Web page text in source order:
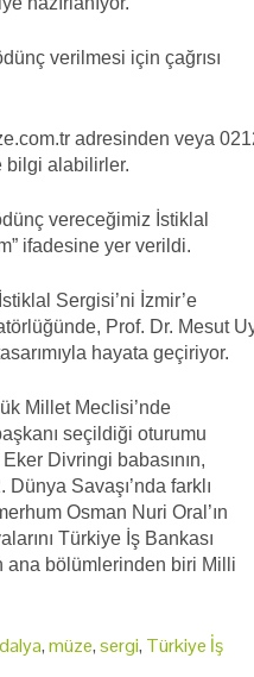
verilmesi için çağrısı
adresinden veya
bilgi alabilirler.
vereceğimiz İstiklal
ifadesine yer verildi.
Sergisi’ni İzmir’e
Prof. Dr. Mesut
hayata geçiriyor.
Millet Meclisi’nde
seçildiği oturumu
Divringi babasının,
Savaşı’nda farklı
Osman Nuri Oral’ın
Türkiye İş Bankası
ana bölümlerinden biri Milli
,müze,sergi, Türkiye İş